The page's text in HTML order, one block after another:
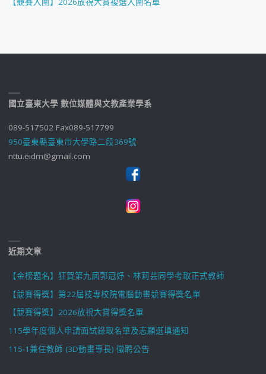
國立臺東大學 數位媒體與文教產業學系
089-517502 Fax089-517799
950臺東縣臺東市大學路二段369號
nttu.eidm@gmail.com
近期文章
【金榜題名】狂賀第九屆郭冠妤、林莉芸同學考取正式教師
【競賽得獎】第22屆技專校院電腦動畫競賽得獎名單
【競賽得獎】2026放視大賞得獎名單
115學年度個人申請面試錄取名單及志願選填通知
115-1兼任教師 (3D動畫專長) 徵聘公告